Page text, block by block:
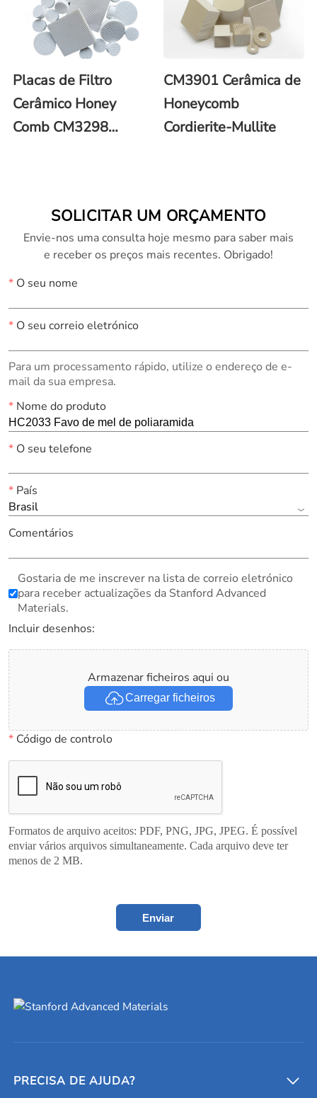
Placas de Filtro
Cerâmico Honey
Comb CM3298
CM3901 Cerâmica de
Honeycomb
Cordierite-Mullite
SOLICITAR UM ORÇAMENTO
Envie-nos uma consulta hoje mesmo para saber mais
e receber os preços mais recentes. Obrigado!
*O seu nome
*O seu correio eletrónico
Para um processamento rápido, utilize o endereço de e-
mail da sua empresa.
*Nome do produto
*O seu telefone
*País
Brasil
Comentários
Gostaria de me inscrever na lista de correio eletrónico
para receber actualizações da Stanford Advanced
Materials.
Incluir desenhos:
Armazenar ficheiros aqui ou
Carregar ficheiros
*Código de controlo
Formatos de arquivo aceitos: PDF, PNG, JPG, JPEG. É possível
enviar vários arquivos simultaneamente. Cada arquivo deve ter
menos de 2 MB.
Enviar
PRECISA DE AJUDA?